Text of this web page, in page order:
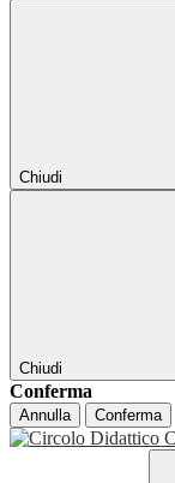
Chiudi
Chiudi
Conferma
Annulla Conferma